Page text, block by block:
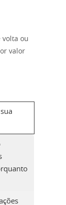
volta ou
valor